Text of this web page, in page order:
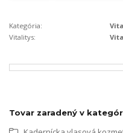
Kategória:
Vitalitys:
Tovar zaradený v